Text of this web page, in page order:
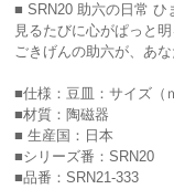
■ SRN20 助六の日常 ひ
見るたびに心がぱっと
ごきげんの助六が、あ
■仕様：豆皿：サイズ（
■材質：陶磁器
■ 生産国：日本
■シリーズ番：SRN20
■品番：SRN21-333